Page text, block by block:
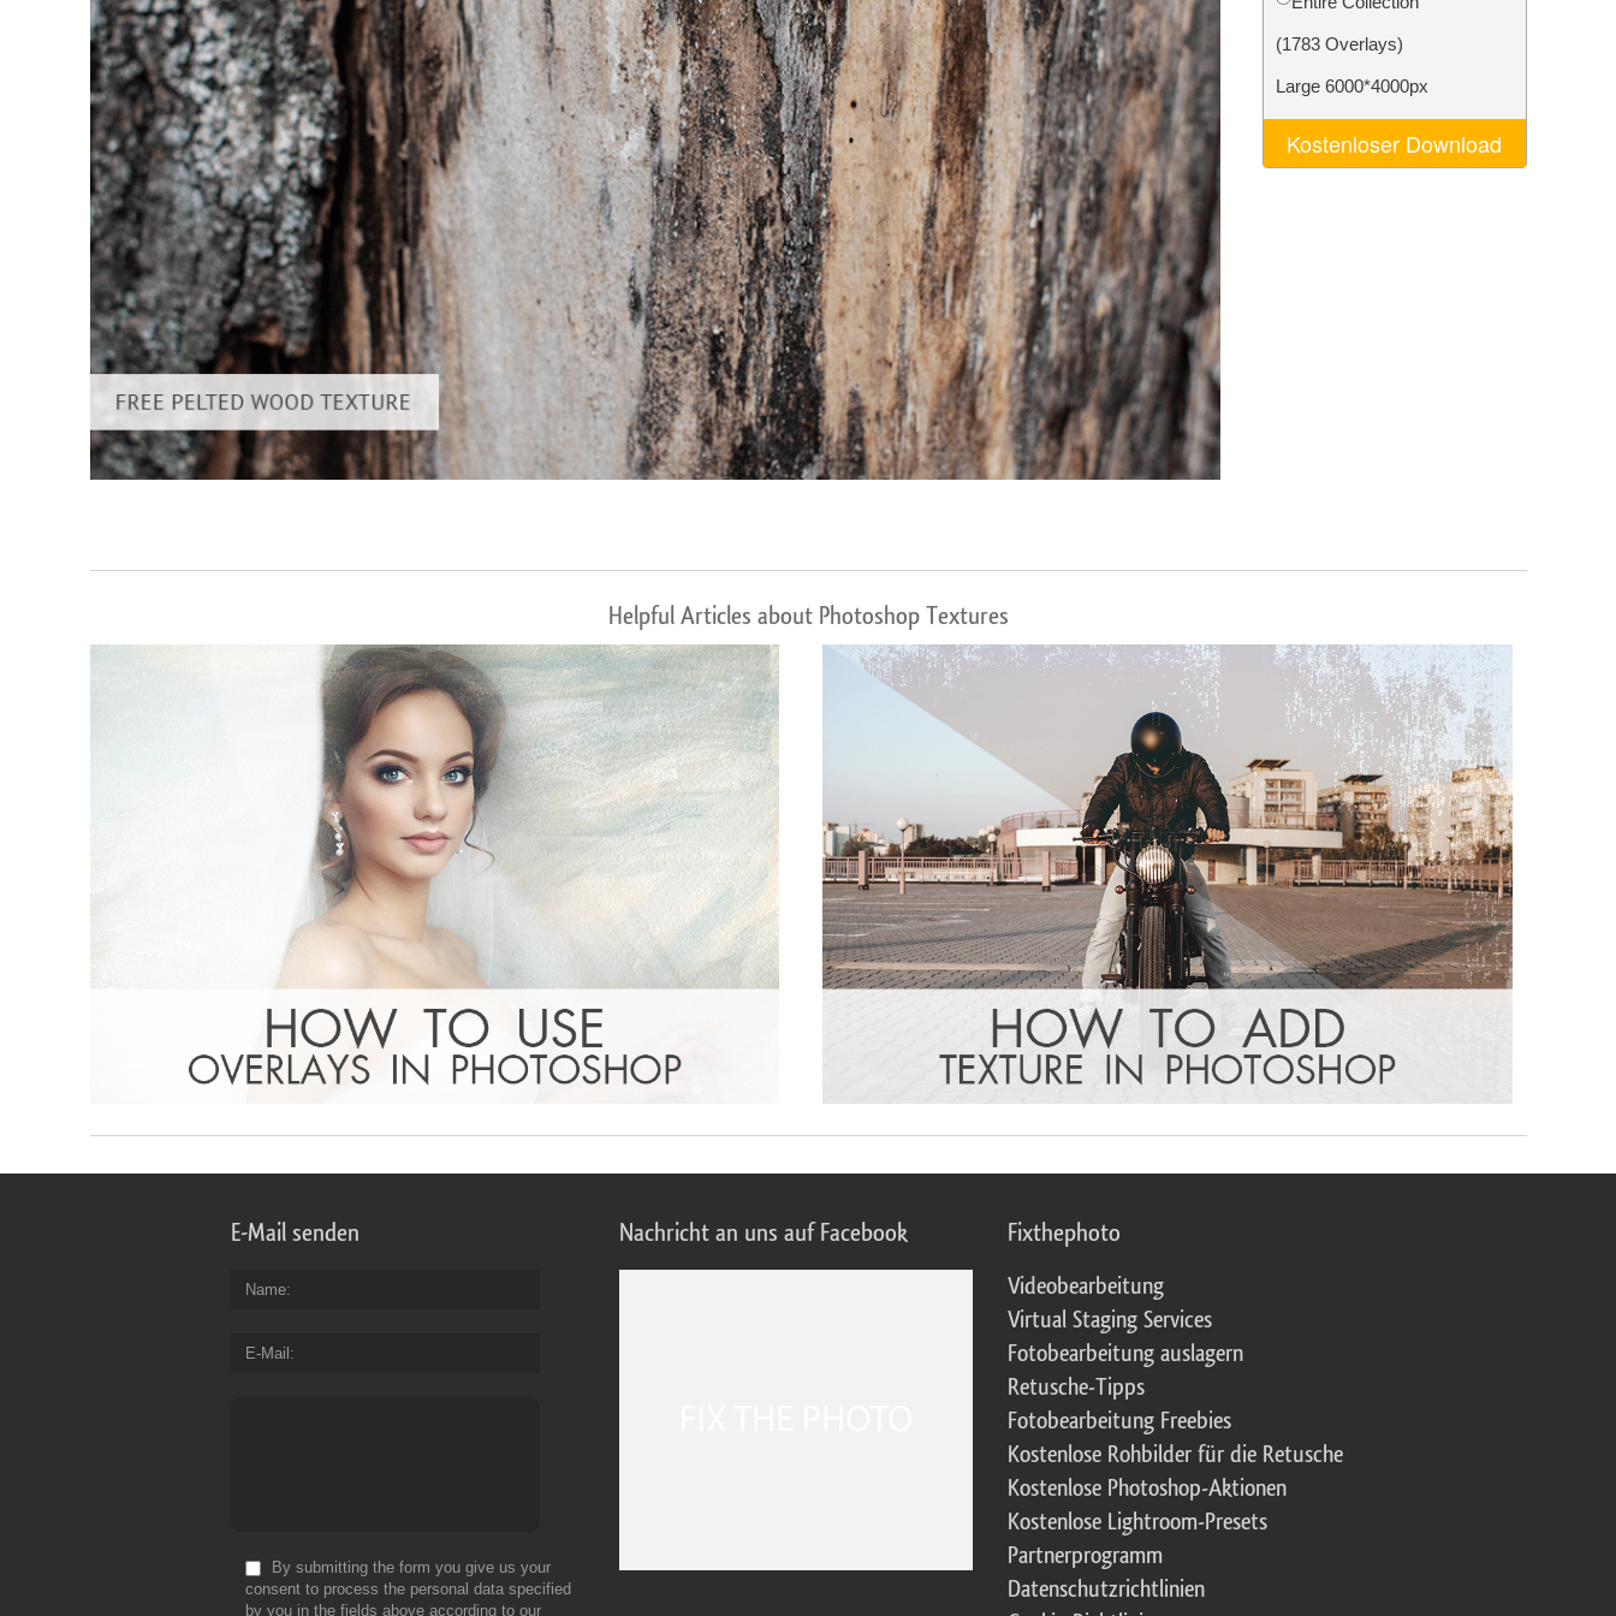
Produkt-Fotobearbeitung Schmuck-Fotobearbeitung KI-Trainingsdaten Video Editing Services
(1783 Overlays)
Large 6000*4000px
Kostenloser Download
Helpful Articles about Photoshop Textures
E-Mail senden
Name
E-Mail
By submitting the form you give us your
consent to process the personal data specified
by you in the fields above according to our
Nachricht an uns auf Facebook Fixthephoto
Videobearbeitung
Virtual Staging Services
Fotobearbeitung auslagern
Retusche-Tipps
Fotobearbeitung Freebies
Kostenlose Rohbilder für die Retusche
Kostenlose Photoshop-Aktionen
Kostenlose Lightroom-Presets
Partnerprogramm
Datenschutzrichtlinien